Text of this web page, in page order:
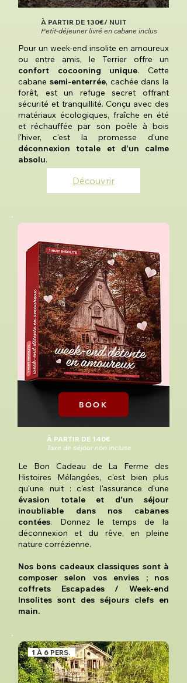
À PARTIR DE 130€/ NUIT
Petit-déjeuner livré en cabane inclus
Pour un week-end insolite en amoureux
ou entre amis, le Terrier offre un
confort cocooning unique. Cette
cabane semi-enterrée, cachée dans la
forêt, est un refuge secret offrant
sécurité et tranquillité. Conçu avec des
matériaux écologiques, fraîche en été
et réchauffée par son poêle à bois
l'hiver, c'est la promesse d'une
déconnexion totale et d'un calme
absolu.
Découvrir
BOOK
À PARTIR DE 140€
Taxe de séjour non incluse
Le Bon Cadeau de La Ferme des
Histoires Mélangées, c'est bien plus
qu'une nuit : c'est l'assurance d'une
évasion totale et d'un séjour
inoubliable dans nos cabanes
contées. Donnez le temps de la
déconnexion et du rêve, en pleine
nature corrézienne.
Nos bons cadeaux classiques sont à
composer selon vos envies ; nos
coffrets Escapades / Week-end
Insolites sont des séjours clefs en
main.
1 À 6 PERS.